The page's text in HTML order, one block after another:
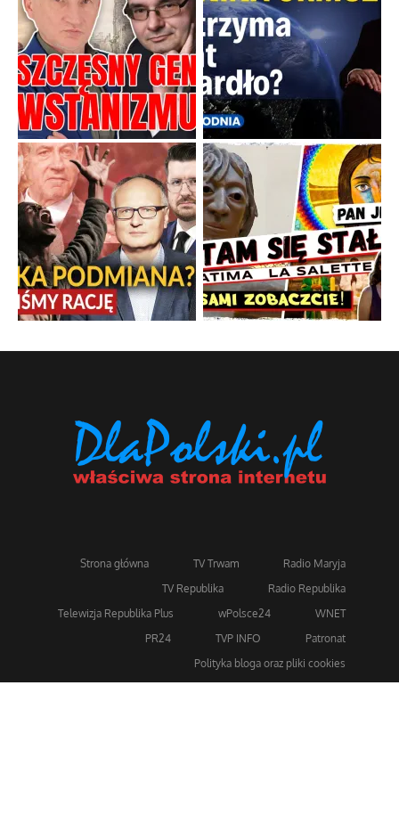
Strona główna TV Trwam
Radio Maryja
TV Republika
Radio Republika
Telewizja Republika Plus
wPolsce24
WNET
PR24
TVP INFO
Patronat
Polityka bloga oraz pliki cookies